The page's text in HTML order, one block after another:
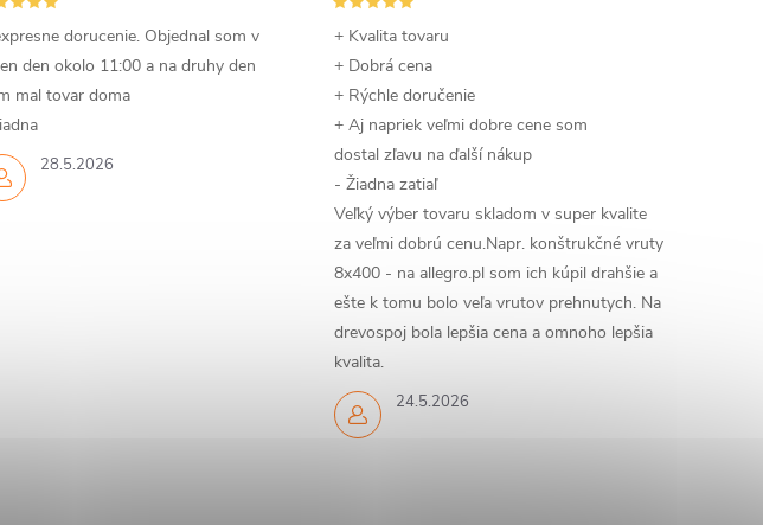
28.5.2026
dorucenie. Objednal som v
den okolo 11:00 a na druhy den
mal tovar doma
24.5.2026
+ Kvalita tovaru
+ Dobrá cena
+ Rýchle doručenie
+ Aj napriek veľmi dobre cene som
dostal zľavu na ďalší nákup
- Žiadna zatiaľ
Veľký výber tovaru skladom v super kvalite
za veľmi dobrú cenu.Napr. konštrukčné vruty
8x400 - na allegro.pl som ich kúpil drahšie a
ešte k tomu bolo veľa vrutov prehnutych. Na
drevospoj bola lepšia cena a omnoho lepšia
kvalita.